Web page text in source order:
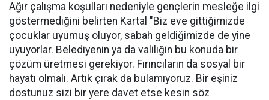
Ağır çalışma koşulları nedeniyle gençlerin mesleğe ilgi
göstermediğini belirten Kartal "Biz eve gittiğimizde
çocuklar uyumuş oluyor, sabah geldiğimizde de yine
uyuyorlar. Belediyenin ya da valiliğin bu konuda bir
çözüm üretmesi gerekiyor. Fırıncıların da sosyal bir
hayatı olmalı. Artık çırak da bulamıyoruz. Bir eşiniz
dostunuz sizi bir yere davet etse kesin söz